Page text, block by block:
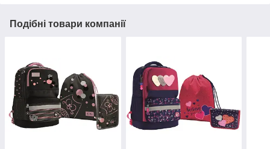
Подібні товари компанії